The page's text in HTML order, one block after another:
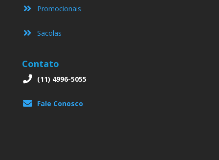
Promocionais
Sacolas
Contato
(11) 4996-5055
Fale Conosco